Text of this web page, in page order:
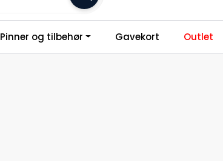
Kundeservice
Pinner og tilbehør Gavekort Outlet